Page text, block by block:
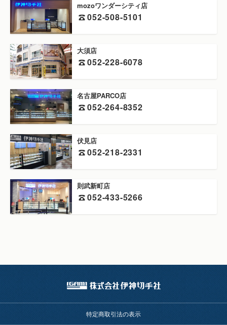
mozoワンダーシティ店
052-508-5101
大須店
052-228-6078
名古屋PARCO店
052-264-8352
伏見店
052-218-2331
則武新町店
052-433-5266
特定商取引法の表示